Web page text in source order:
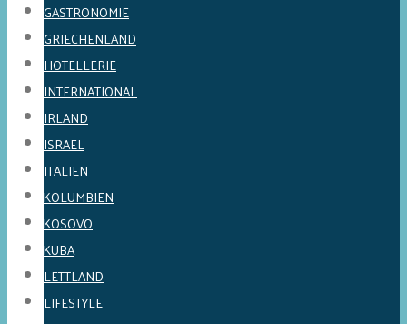
GASTRONOMIE
GRIECHENLAND
HOTELLERIE
INTERNATIONAL
IRLAND
ISRAEL
ITALIEN
KOLUMBIEN
KOSOVO
KUBA
LETTLAND
LIFESTYLE